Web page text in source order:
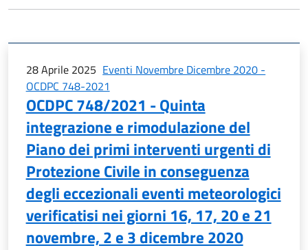
28 Aprile 2025 Eventi Novembre Dicembre 2020 -
OCDPC 748-2021
OCDPC 748/2021 - Quinta
integrazione e rimodulazione del
Piano dei primi interventi urgenti di
Protezione Civile in conseguenza
degli eccezionali eventi meteorologici
verificatisi nei giorni 16, 17, 20 e 21
novembre, 2 e 3 dicembre 2020